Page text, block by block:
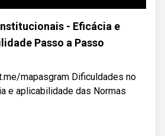
- Eficácia e
Passo a Passo
mapasgram Dificuldades no
e aplicabilidade das Normas